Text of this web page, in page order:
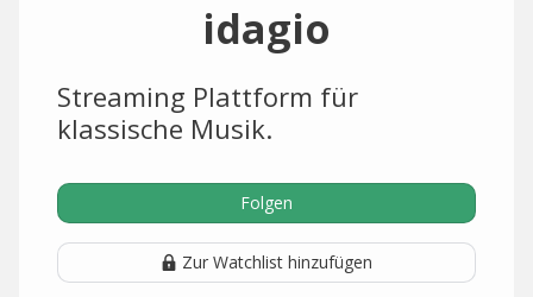
idagio
Streaming Plattform für
klassische Musik.
Folgen
Zur Watchlist hinzufügen